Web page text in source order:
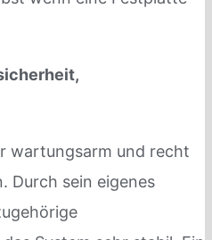
wartungsarm und recht
Durch sein eigenes